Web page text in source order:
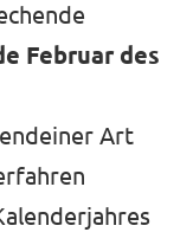
Februar des
Art